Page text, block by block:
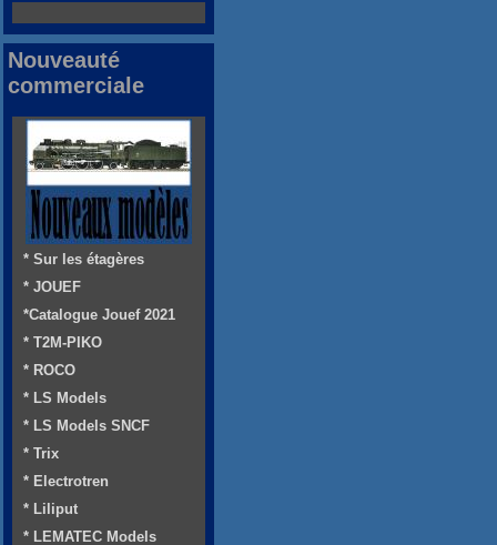
Nouveauté
commerciale
* Sur les étagères
* JOUEF
*Catalogue Jouef 2021
* T2M-PIKO
* ROCO
* LS Models
* LS Models SNCF
* Trix
* Electrotren
* Liliput
* LEMATEC Models